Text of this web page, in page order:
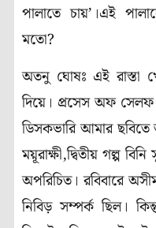
পালাতে চায়’।এই
মতো?
অতনু ঘোষঃ এই রাস্তা
দিয়ে। প্রসেস অফ
ডিসকভারি আমার ছবিতে
ময়ূরাক্ষী,দ্বিতীয় গল্প
অপরিচিত। রবিবারে
নিবিড় সম্পর্ক ছিল।